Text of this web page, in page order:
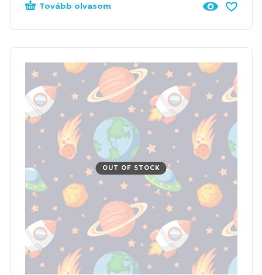
Tovább olvasom
OUT OF STOCK